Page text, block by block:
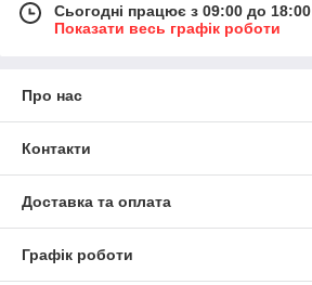
Сьогодні працює з 09:00 до 18:00
Показати весь графік роботи
Про нас
Контакти
Доставка та оплата
Графік роботи